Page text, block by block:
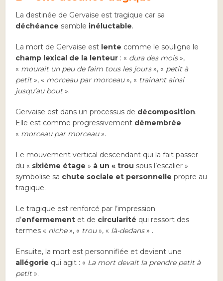
La destinée de Gervaise est tragique car sa
déchéance semble inéluctable.
La mort de Gervaise est lente comme le souligne le
champ lexical de la lenteur : « dura des mois»,
« mourait un peu de faim tous les jours», « petit à
petit», « morceau par morceau», « traînant ainsi
jusqu’au bout».
Gervaise est dans un processus de décomposition.
Elle est comme progressivement démembrée
« morceau par morceau».
Le mouvement vertical descendant qui la fait passer
du « sixième étage » à un « trou sous l’escalier »
symbolise sa chute sociale et personnelle propre au
tragique.
Le tragique est renforcé par l’impression
d’enfermement et de circularité qui ressort des
termes « niche», « trou», « là-dedans» .
Ensuite, la mort est personnifiée et devient une
allégorie qui agit : « La mort devait la prendre petit à
petit».